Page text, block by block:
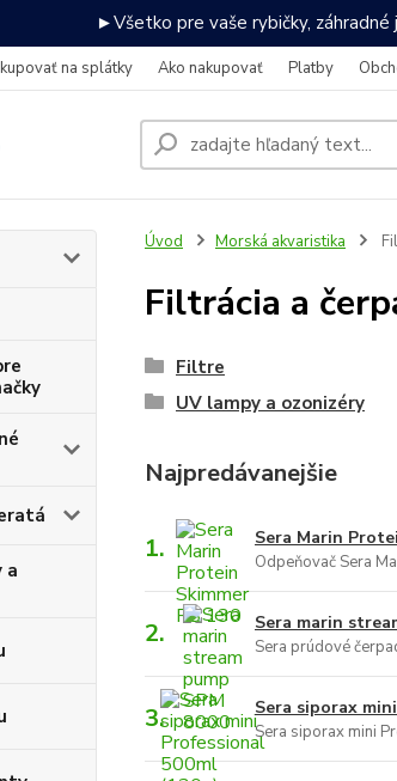
►Všetko pre vaše rybičky,
na splátky Ako nakupovať Platby
a
Úvod Morská akvaristika
Filtrácia a
Filtre
UV lampy a ozonizéry
Najpredávanejšie
1. Sera Marin
Odpeňovač Sera
2. Sera marin
Sera prúdové
3. Sera siporax
Sera siporax mini